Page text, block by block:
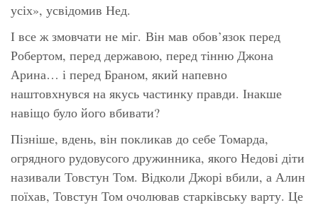
усіх», усвідомив Нед.
І все ж змовчати не міг. Він мав обов’язок перед
Робертом, перед державою, перед тінню Джона
Арина… і перед Браном, який напевно
наштовхнувся на якусь частинку правди. Інакше
навіщо було його вбивати?
Пізніше, вдень, він покликав до себе Томарда,
огрядного рудовусого дружинника, якого Недові діти
називали Товстун Том. Відколи Джорі вбили, а Алин
поїхав, Товстун Том очолював старківську варту. Це